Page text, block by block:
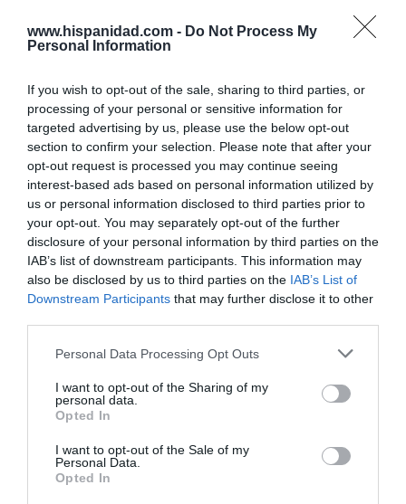
www.hispanidad.com - Do Not Process My
Personal Information
If you wish to opt-out of the sale, sharing to third parties, or
processing of your personal or sensitive information for
targeted advertising by us, please use the below opt-out
section to confirm your selection. Please note that after your
opt-out request is processed you may continue seeing
interest-based ads based on personal information utilized by
us or personal information disclosed to third parties prior to
your opt-out. You may separately opt-out of the further
disclosure of your personal information by third parties on the
IAB’s list of downstream participants. This information may
also be disclosed by us to third parties on the IAB’s List of
Downstream Participants that may further disclose it to other
Personal Data Processing Opt Outs
I want to opt-out of the Sharing of my
personal data.
Opted In
I want to opt-out of the Sale of my
Personal Data.
Opted In
Nokia, Ericsson... Huawei: lo que importan
son las patentes
Eulogio López
Isabel Pantoja pierde dos pleitos
euros... suma y sigue
Eulogio López
El IBEX 35 cerró la sesión del
miércoles en los 20.057 puntos,